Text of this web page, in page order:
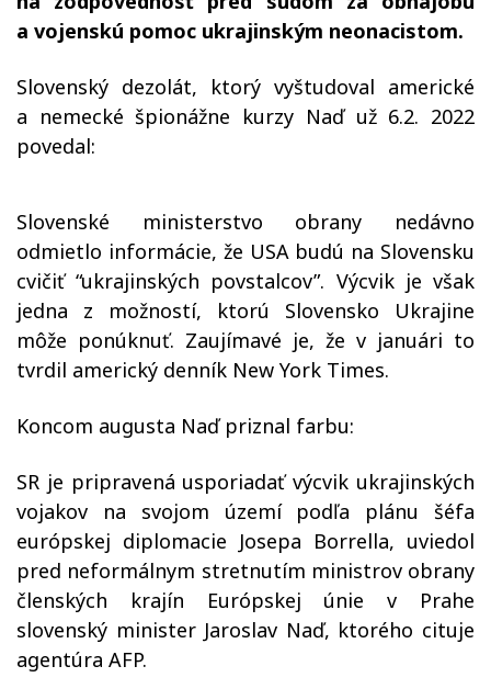
a vojenskú pomoc ukrajinským neonacistom.
Slovenský dezolát, ktorý vyštudoval americké
a nemecké špionážne kurzy Naď už 6.2. 2022
povedal:
Slovenské ministerstvo obrany nedávno
odmietlo informácie, že USA budú na Slovensku
cvičiť “ukrajinských povstalcov”. Výcvik je však
jedna z možností, ktorú Slovensko Ukrajine
môže ponúknuť. Zaujímavé je, že v januári to
tvrdil americký denník New York Times.
Koncom augusta Naď priznal farbu:
SR je pripravená usporiadať výcvik ukrajinských
vojakov na svojom území podľa plánu šéfa
európskej diplomacie Josepa Borrella, uviedol
pred neformálnym stretnutím ministrov obrany
členských krajín Európskej únie v Prahe
slovenský minister Jaroslav Naď, ktorého cituje
agentúra AFP.